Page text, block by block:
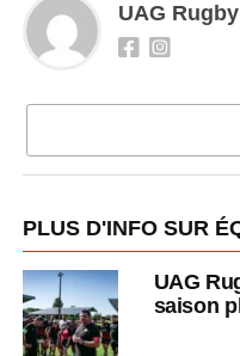
UAG
PLUS D'INFO SUR
UAG
saison